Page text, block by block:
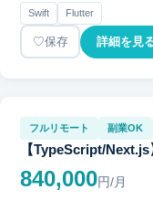
Swift Flutter
保存 詳細を見
フルリモート 副業OK
【TypeScript/
840,000円/月